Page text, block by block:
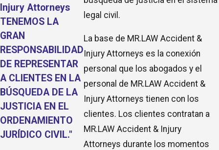
Injury Attorneys
TENEMOS LA
GRAN
RESPONSABILIDAD
DE REPRESENTAR
A CLIENTES EN LA
BÚSQUEDA DE LA
JUSTICIA EN EL
ORDENAMIENTO
JURÍDICO CIVIL."
legal civil.
La base de MR.LAW Accident &
Injury Attorneys es la conexión
personal que los abogados y el
personal de MR.LAW Accident &
Injury Attorneys tienen con los
clientes. Los clientes contratan a
MR.LAW Accident & Injury
Attorneys durante los momentos